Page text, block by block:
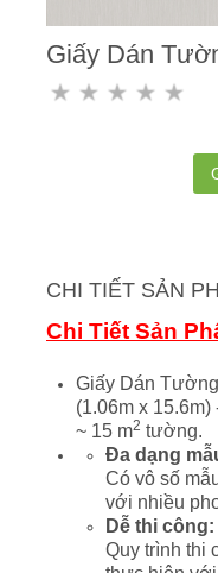
Giấy Dán
CHI TIẾT SẢN
Chi Tiết Sản
Giấy Dán
(1.06m x
~ 15 m2 tường.
Đa dạng
Có vô số
với nhiều
Dễ thi công:
Quy trình thi